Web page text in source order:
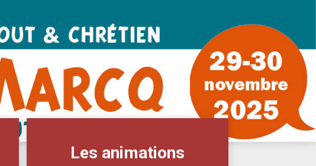
Les animations